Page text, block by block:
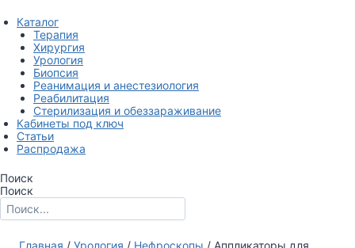
Каталог
Терапия
Хирургия
Урология
Биопсия
Реанимация и анестезиология
Реабилитация
Стерилизация и обеззараживание
Кабинеты под ключ
Статьи
Распродажа
Поиск
Поиск